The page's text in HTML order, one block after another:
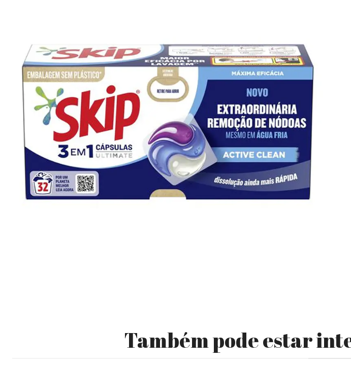
Também pode estar